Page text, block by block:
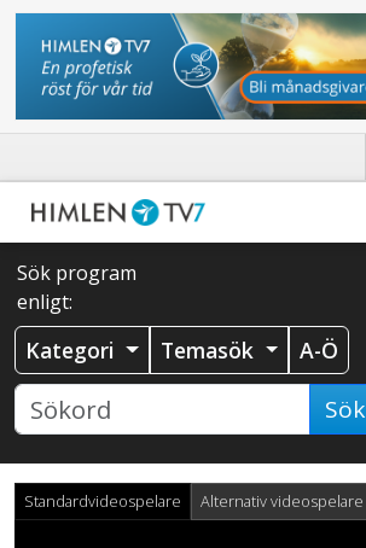
Sök program
enligt:
Kategori Temasök A-Ö
Sök
Standardvideospelare Alternativ videospelare